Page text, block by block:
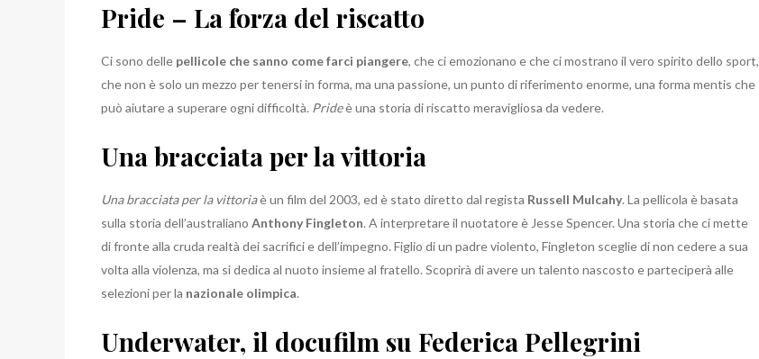
Pride – La forza del riscatto
Ci sono delle pellicole che sanno come farci piangere, che ci emozionano e che ci mostrano il vero spirito dello sport,
che non è solo un mezzo per tenersi in forma, ma una passione, un punto di riferimento enorme, una forma mentis che
può aiutare a superare ogni difficoltà. Prideè una storia di riscatto meravigliosa da vedere.
Una bracciata per la vittoria
Una bracciata per la vittoriaè un film del 2003, ed è stato diretto dal regista Russell Mulcahy. La pellicola è basata
sulla storia dell’australiano Anthony Fingleton. A interpretare il nuotatore è Jesse Spencer. Una storia che ci mette
di fronte alla cruda realtà dei sacrifici e dell’impegno. Figlio di un padre violento, Fingleton sceglie di non cedere a sua
volta alla violenza, ma si dedica al nuoto insieme al fratello. Scoprirà di avere un talento nascosto e parteciperà alle
selezioni per la nazionale olimpica.
Underwater, il docufilm su Federica Pellegrini